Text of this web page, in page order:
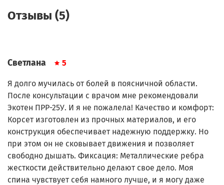
Отзывы (5)
Светлана 5
Я долго мучилась от болей в поясничной области.
После консультации с врачом мне рекомендовали
Экотен ПРР-25У. И я не пожалела! Качество и комфорт:
Корсет изготовлен из прочных материалов, и его
конструкция обеспечивает надежную поддержку. Но
при этом он не сковывает движения и позволяет
свободно дышать. Фиксация: Металлические ребра
жесткости действительно делают свое дело. Моя
спина чувствует себя намного лучше, и я могу даже